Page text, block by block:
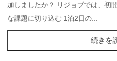
加しましたか？ リジョブでは、初
な課題に切り込む 1泊2日の...
続きを